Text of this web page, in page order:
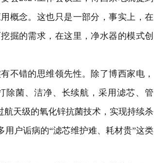
概念。这也只是一部分，事实上，在
掘的需求，在这里，净水器的模式创
错的思维领先性。除了博西家电，
除菌、洁净、长续航，采用滤芯、管
航天级的氧化锌抗菌技术，实现持续杀
户诟病的“滤芯维护难、耗材贵”这类